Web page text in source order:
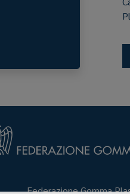
Federazione Gomma